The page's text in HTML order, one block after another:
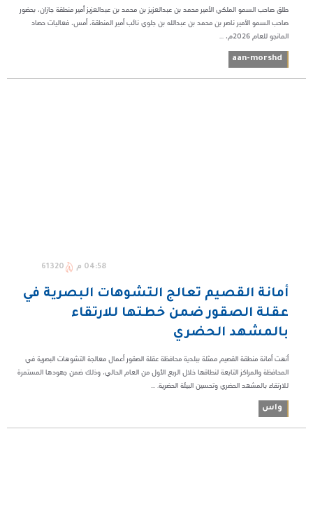
طلق صاحب السمو الملكي الأمير محمد بن عبدالعزيز بن محمد بن عبدالعزيز أمير منطقة جازان، بحضور
صاحب السمو الأمير ناصر بن محمد بن عبدالله بن جلوي نائب أمير المنطقة، أمس، فعاليات حصاد
المانجو للعام 2026م، ...
aan-morshd
04:58 م 61320
أمانة القصيم تعالج التشوهات البصرية في
عقلة الصقور ضمن خطتها للارتقاء
بالمشهد الحضري
أنهت أمانة منطقة القصيم ممثلة ببلدية محافظة عقلة الصقور أعمال معالجة التشوهات البصرية في
المحافظة والمراكز التابعة لنطاقها خلال الربع الأول من العام الحالي، وذلك ضمن جهودها المستمرة
للارتقاء بالمشهد الحضري وتحسين البيئة الحضرية. ...
واس